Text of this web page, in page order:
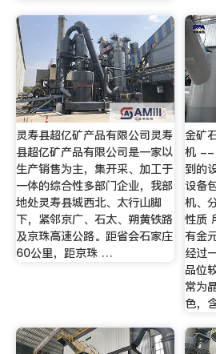
灵寿县超亿矿产品有限公司灵寿
县超亿矿产品有限公司是一家以
生产销售为主，集开采、加工于
一体的综合性多部门企业，我部
地处灵寿县城西北、太行山脚
下，紧邻京广、石太、朔黄铁路
及京珠高速公路。距省会石家庄
60公里，距京珠 …
金矿
机 --
到的
设备
机、
性质
有金
经过
品位
常为
色，